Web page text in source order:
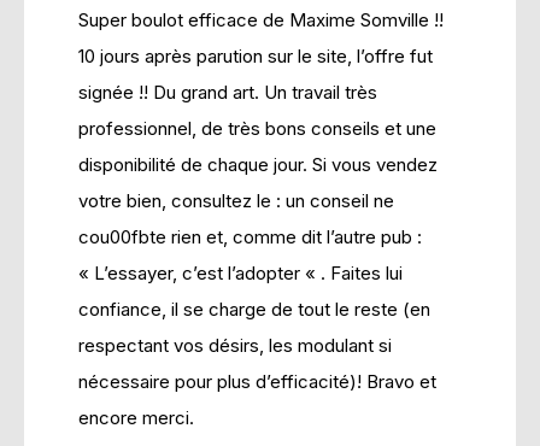
Super boulot efficace de Maxime Somville !!
10 jours après parution sur le site, l’offre fut
signée !! Du grand art. Un travail très
professionnel, de très bons conseils et une
disponibilité de chaque jour. Si vous vendez
votre bien, consultez le : un conseil ne
cou00fbte rien et, comme dit l’autre pub :
« L’essayer, c’est l’adopter « . Faites lui
confiance, il se charge de tout le reste (en
respectant vos désirs, les modulant si
nécessaire pour plus d’efficacité)! Bravo et
encore merci.